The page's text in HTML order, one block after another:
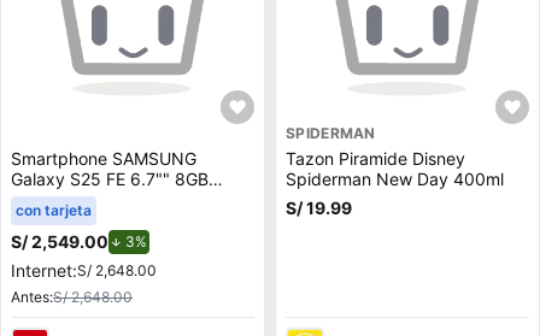
Smartphone SAMSUNG
Galaxy S25 FE 6.7"" 8GB
128GB 50.0 MP + 12.0 MP +
8.0 MP Negro
con tarjeta
S/ 2,549.00 3%
Internet:S/ 2,648.00
Antes:S/ 2,648.00
SPIDERMAN
Tazon Piramide Disney
Spiderman New Day 400ml
S/ 19.99